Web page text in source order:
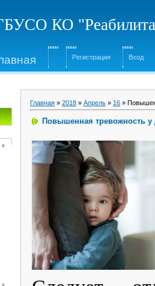
КО
ная Регистрация Вход
Главная » 2018 » Апрель » 16 »
Повышенная тревожность у